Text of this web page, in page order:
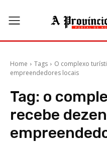
Home Tags
O complexo
empreendedores locais
Tag: o
recebe